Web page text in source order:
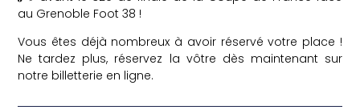
au Grenoble Foot 38 !
Vous êtes déjà nombreux à avoir réservé votre place !
Ne tardez plus, réservez la vôtre dès maintenant sur
notre billetterie en ligne.